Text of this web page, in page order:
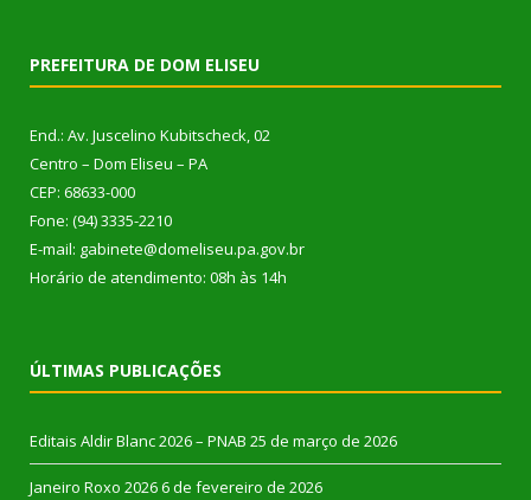
PREFEITURA DE DOM ELISEU
End.: Av. Juscelino Kubitscheck, 02
Centro – Dom Eliseu – PA
CEP: 68633-000
Fone: (94) 3335-2210
E-mail: gabinete@domeliseu.pa.gov.br
Horário de atendimento: 08h às 14h
ÚLTIMAS PUBLICAÇÕES
Editais Aldir Blanc 2026 – PNAB 25 de março de 2026
Janeiro Roxo 2026 6 de fevereiro de 2026